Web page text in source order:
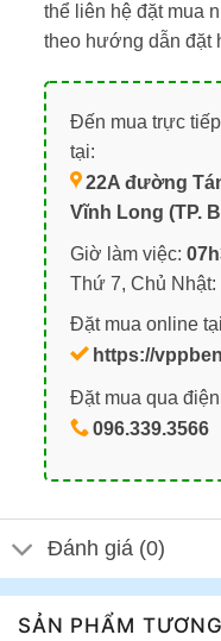
thể liên hệ đặt mua
theo hướng dẫn đặt
Đến mua trực
tại:
22A đường
Vĩnh Long (TP.
Giờ làm việc:
Thứ 7, Chủ Nhật:
Đặt mua online
https://
Đặt mua qua
096.339.3566
Đánh giá (0)
SẢN PHẨM